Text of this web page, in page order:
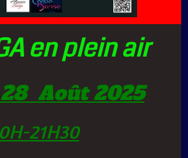
en plein air
Août 2025
21H30